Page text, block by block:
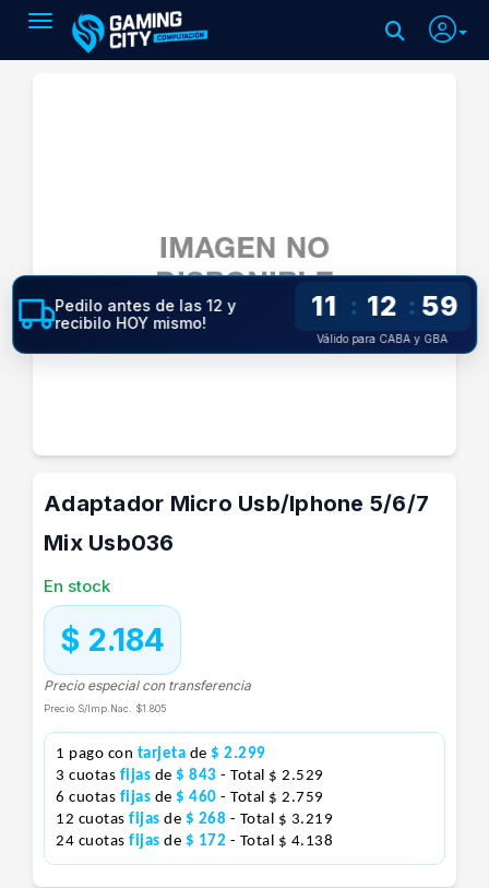
Toggle navigation
Adaptador Micro Usb/Iphone 5/6/7
Mix Usb036
En stock
$ 2.184
Precio especial con transferencia
Precio S/Imp.Nac. $1.805
1 pago con tarjeta de $ 2.299
3 cuotas fijas de $ 843 - Total $ 2.529
6 cuotas fijas de $ 460 - Total $ 2.759
12 cuotas fijas de $ 268 - Total $ 3.219
24 cuotas fijas de $ 172 - Total $ 4.138
Pedilo antes de las 12 y
recibilo HOY mismo!
11 : 12 : 59
Válido para CABA y GBA